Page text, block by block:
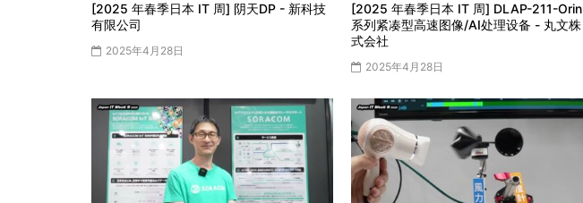
[2025 年春季日本 IT 周] 阴天DP - 新科技
有限公司
2025年4月28日
[2025 年春季日本 IT 周] DLAP-211-Orin
系列紧凑型高速图像/AI处理设备 - 丸文株
式会社
2025年4月28日